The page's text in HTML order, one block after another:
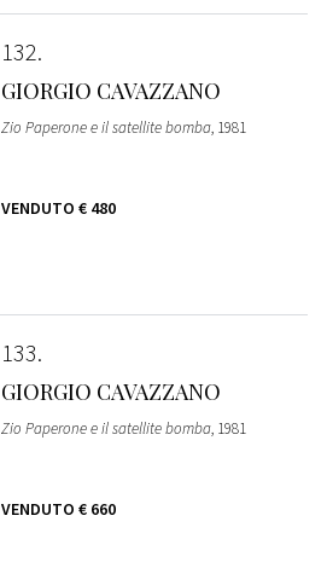
132
GIORGIO CAVAZZANO
Zio Paperone e il satellite bomba, 1981
VENDUTO € 480
133
GIORGIO CAVAZZANO
Zio Paperone e il satellite bomba, 1981
VENDUTO € 660